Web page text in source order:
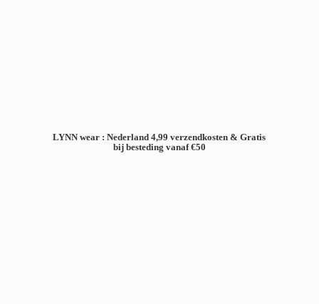
LYNN wear : Nederland 4,99 verzendkosten & Gratis
bij besteding vanaf €50